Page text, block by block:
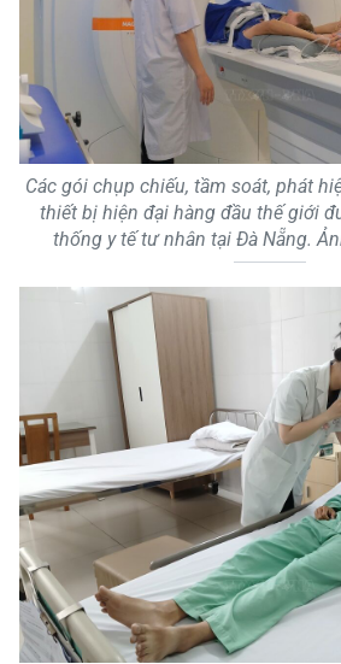
Các gói chụp chiếu, tầm soát, phát
thiết bị hiện đại hàng đầu thế giới
thống y tế tư nhân tại Đà Nẵng.